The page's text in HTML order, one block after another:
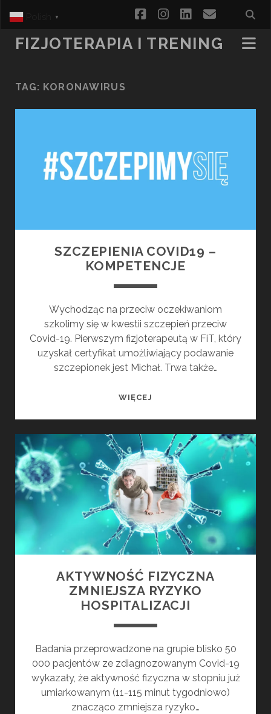
facebookinstagram
linkedinemail
FIZJOTERAPIA I TRENING
TAG: KORONAWIRUS
SZCZEPIENIA COVID19 –
KOMPETENCJE
Wychodząc na przeciw oczekiwaniom
szkolimy się w kwestii szczepień przeciw
Covid-19. Pierwszym fizjoterapeutą w FiT, który
uzyskał certyfikat umożliwiający podawanie
szczepionek jest Michał. Trwa także…
WIĘCEJ
KOMPETENCJE
AKTYWNOŚĆ FIZYCZNA
ZMNIEJSZA RYZYKO
HOSPITALIZACJI
Badania przeprowadzone na grupie blisko 50
000 pacjentów ze zdiagnozowanym Covid-19
wykazały, że aktywność fizyczna w stopniu już
umiarkowanym (11-115 minut tygodniowo)
znacząco zmniejsza ryzyko…
▼